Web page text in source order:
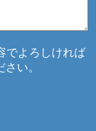
でよろしければ
い。